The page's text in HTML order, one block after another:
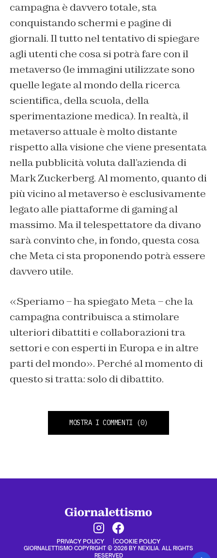
campagna è davvero totale, sta
conquistando schermi e pagine di
giornali. Il tutto nel tentativo di spiegare
agli utenti che cosa si potrà fare con il
metaverso (le immagini utilizzate sono
quelle legate al mondo della ricerca
scientifica, della scuola, della
sperimentazione medica). In realtà, il
metaverso attuale è molto distante
rispetto alla visione che viene presentata
nella pubblicità voluta dall’azienda di
Mark Zuckerberg. Al momento, quanto di
più vicino al metaverso è esclusivamente
legato alle piattaforme di gaming al
massimo. Ma il telespettatore da divano
sarà convinto che, in fondo, questa cosa
che Meta ci sta proponendo potrà essere
davvero utile.
«Speriamo – ha spiegato Meta – che la
campagna contribuisca a stimolare
ulteriori dibattiti e collaborazioni tra
settori e con esperti in Europa e in altre
parti del mondo». Perché al momento di
questo si tratta: solo di dibattito.
MOSTRA I COMMENTI (0)
PRIVACY POLICY COOKIE POLICY
GIORNALETTISMO COPYRIGHT © 2026 BY NEXILIA. ALL RIGHTS
RESERVED